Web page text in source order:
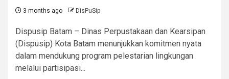
3 months ago DisPuSip
Dispusip Batam – Dinas Perpustakaan dan Kearsipan
(Dispusip) Kota Batam menunjukkan komitmen nyata
dalam mendukung program pelestarian lingkungan
melalui partisipasi...